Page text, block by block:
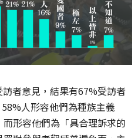
者意見，結果有67%受訪者
人形容他們為種族主義
形容他們為「具合理訴求的